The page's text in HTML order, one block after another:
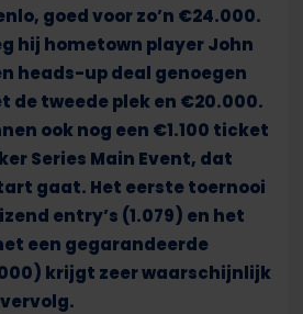
goed voor zo’n €24.000.
hij hometown player John
heads-up deal genoegen
de tweede plek en €20.000.
ook nog een €1.100 ticket
Series Main Event, dat
gaat. Het eerste toernooi
entry’s (1.079) en het
een gegarandeerde
krijgt zeer waarschijnlijk